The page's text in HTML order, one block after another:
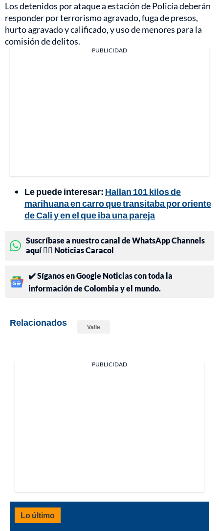
Los detenidos por ataque a estación de Policía deberán
responder por terrorismo agravado, fuga de presos,
hurto agravado y calificado, y uso de menores para la
comisión de delitos.
PUBLICIDAD
Le puede interesar: Hallan 101 kilos de
marihuana en carro que transitaba por oriente
de Cali y en el que iba una pareja
Suscríbase a nuestro canal de WhatsApp Channels
aquí 👉🏻 Noticias Caracol
✔️ Síganos en Google Noticias con toda la
información de Colombia y el mundo.
Relacionados Valle
PUBLICIDAD
Lo último